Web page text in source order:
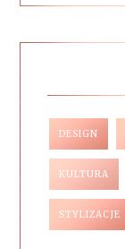
DESIGN
KULTURA
STYLIZACJE